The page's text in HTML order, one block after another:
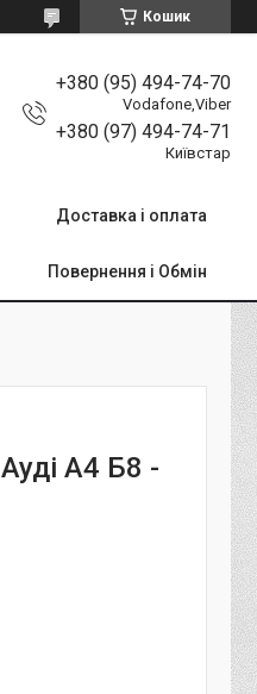
Кошик
+380 (95) 494-74-70
Vodafone,Viber
+380 (97) 494-74-71
Київстар
Доставка і оплата
Повернення і Обмін
А4 Б8 -